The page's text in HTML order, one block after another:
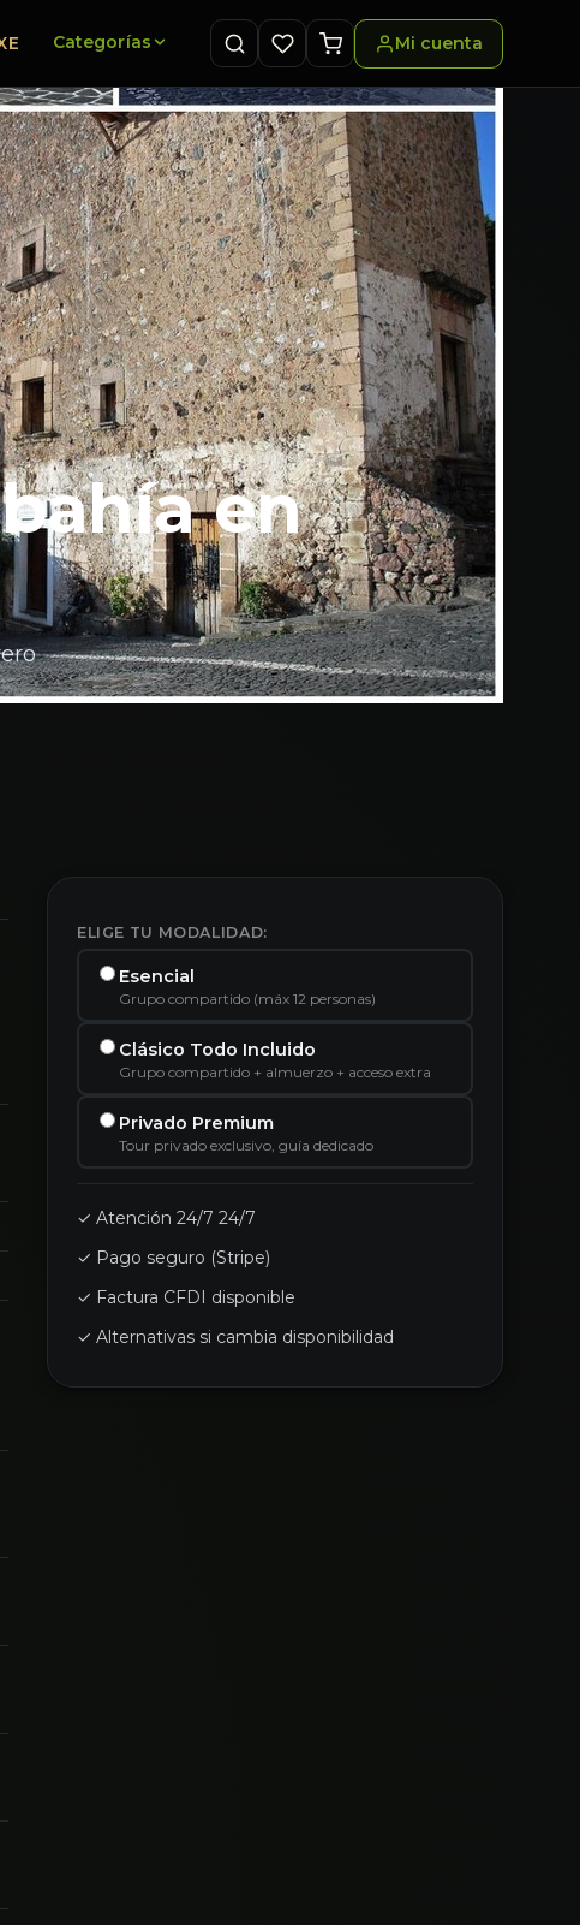
Categorías Mi cuenta
en
ELIGE TU MODALIDAD:
Esencial
Grupo compartido (máx 12 personas)
Clásico Todo Incluido
Grupo compartido + almuerzo + acceso extra
Privado Premium
Tour privado exclusivo, guía dedicado
✓ Atención 24/7 24/7
✓ Pago seguro (Stripe)
✓ Factura CFDI disponible
✓ Alternativas si cambia disponibilidad